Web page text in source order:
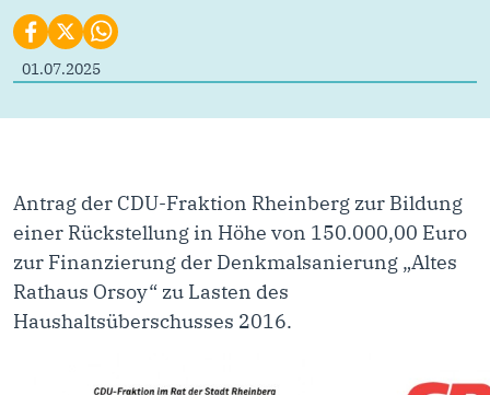
01.07.2025
Antrag der CDU-Fraktion Rheinberg zur Bildung
einer Rückstellung in Höhe von 150.000,00 Euro
zur Finanzierung der Denkmalsanierung „Altes
Rathaus Orsoy“ zu Lasten des
Haushaltsüberschusses 2016.